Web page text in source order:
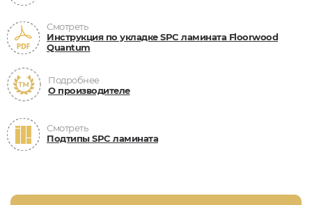
Смотреть
Инструкция по укладке SPC ламината Floorwood
Quantum
Подробнее
О производителе
Смотреть
Подтипы SPC ламината